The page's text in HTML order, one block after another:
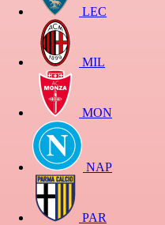
LEC
MIL
MON
NAP
PAR